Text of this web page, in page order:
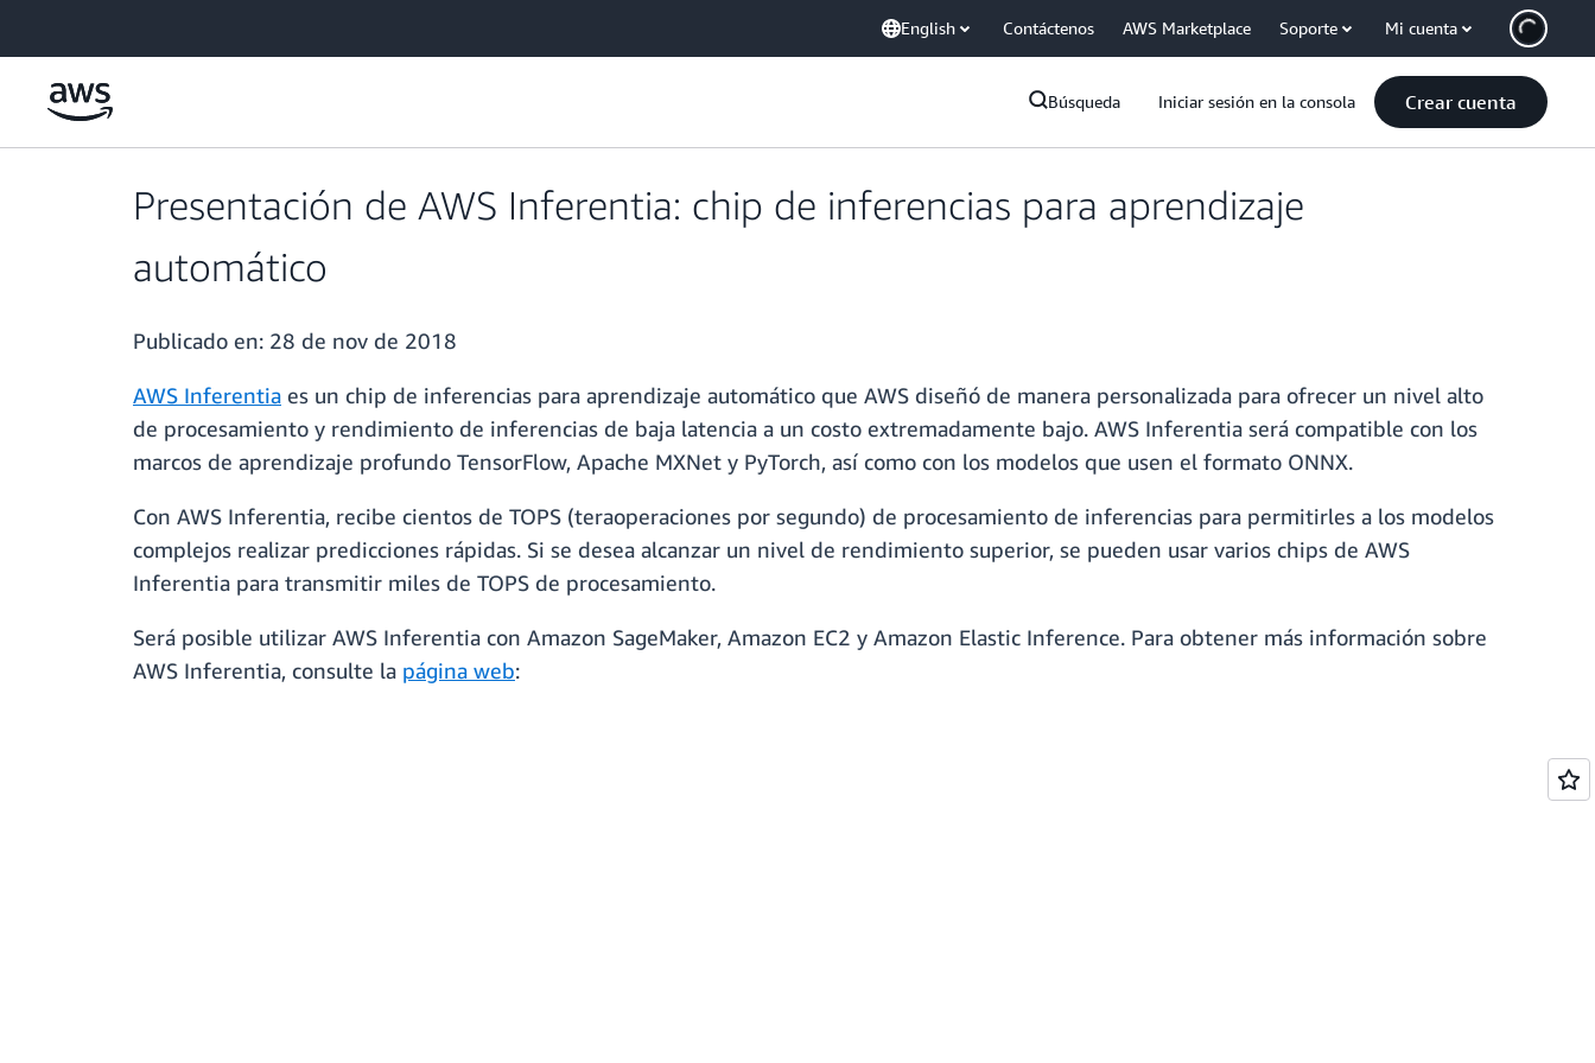
English Contáctenos AWS Marketplace Soporte Mi cuenta
Búsqueda Iniciar sesión en la consola Crear cuenta
Presentación de AWS Inferentia: chip de inferencias para aprendizaje
automático
Publicado en: 28 de nov de 2018
AWS Inferentia es un chip de inferencias para aprendizaje automático que AWS diseñó de manera personalizada para ofrecer un nivel alto
de procesamiento y rendimiento de inferencias de baja latencia a un costo extremadamente bajo. AWS Inferentia será compatible con los
marcos de aprendizaje profundo TensorFlow, Apache MXNet y PyTorch, así como con los modelos que usen el formato ONNX.
Con AWS Inferentia, recibe cientos de TOPS (teraoperaciones por segundo) de procesamiento de inferencias para permitirles a los modelos
complejos realizar predicciones rápidas. Si se desea alcanzar un nivel de rendimiento superior, se pueden usar varios chips de AWS
Inferentia para transmitir miles de TOPS de procesamiento.
Será posible utilizar AWS Inferentia con Amazon SageMaker, Amazon EC2 y Amazon Elastic Inference. Para obtener más información sobre
AWS Inferentia, consulte la página web: